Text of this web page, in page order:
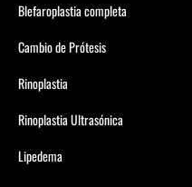
Blefaroplastia completa
Cambio de Prótesis
Rinoplastia
Rinoplastia Ultrasónica
Lipedema